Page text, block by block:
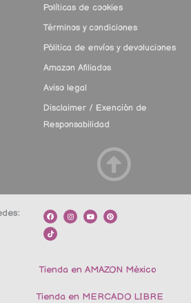
Políticas de cookies
Términos y condiciones
Pólitica de envíos y devoluciones
Amazon Afiliados
Aviso legal
Disclaimer / Exención de
Responsabilidad
F
a
c
e
b
I
n
s
m
Y
o
u
P
i
n
t
T
i
k
t
o
Tienda en AMAZON México
Tienda en MERCADO LIBRE